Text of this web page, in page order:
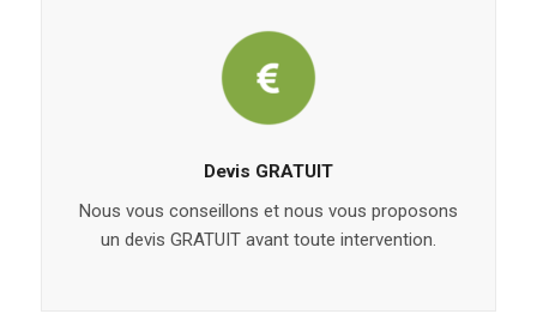
Devis GRATUIT
Nous vous conseillons et nous vous proposons
un devis GRATUIT avant toute intervention.